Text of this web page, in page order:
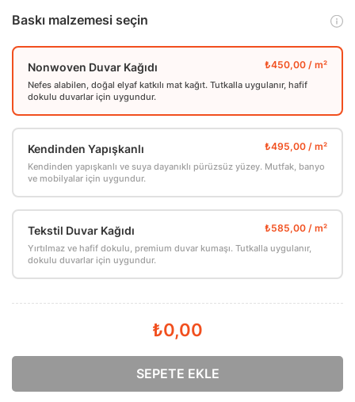
Baskı malzemesi seçin
Nonwoven Duvar Kağıdı
Nefes alabilen, doğal elyaf katkılı mat kağıt. Tutkalla uygulanır, hafif
dokulu duvarlar için uygundur.
Kendinden Yapışkanlı
Kendinden yapışkanlı ve suya dayanıklı pürüzsüz yüzey. Mutfak, banyo
ve mobilyalar için uygundur.
Tekstil Duvar Kağıdı
Yırtılmaz ve hafif dokulu, premium duvar kumaşı. Tutkalla uygulanır,
dokulu duvarlar için uygundur.
₺0,00
SEPETE EKLE